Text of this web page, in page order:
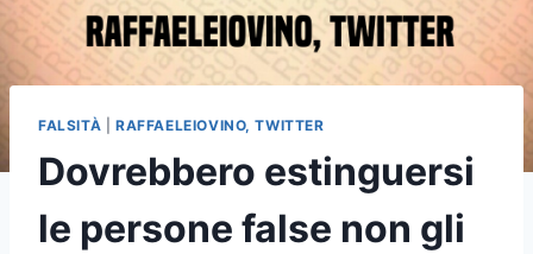
FALSITÀ RAFFAELEIOVINO, TWITTER
Dovrebbero estinguersi
le persone false non gli